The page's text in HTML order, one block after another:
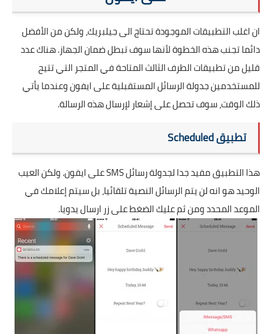
ان اغلب التطبيقات الموجودة تحتاج الى جيلبريك، ولكن من الأفضل
دائما تجنب هذه الخطوة لأنها سوف تبطل ضمان الجهاز. هناك عدد
قليل من تطبيقات الطرف الثالث المتاحة في المتجر التي تتيح
للمستخدمين جدولة الرسائل المستقبلية على ايفون وعندما يأتي
ذلك الوقت، سوف تحصل على إشعار لإرسال هذه الرسالة.
تطبيق Scheduled
هذا التطبيق مفيد جدا لجدولة رسائل SMS على ايفون. ولكن العيب
الوحيد هو انه لن يتم الرسائل النصية تلقائيا، بل سيتم إعلامك في
الموعد المحدد ومن ثم عليك الضغط على زر ارسال يدويا.